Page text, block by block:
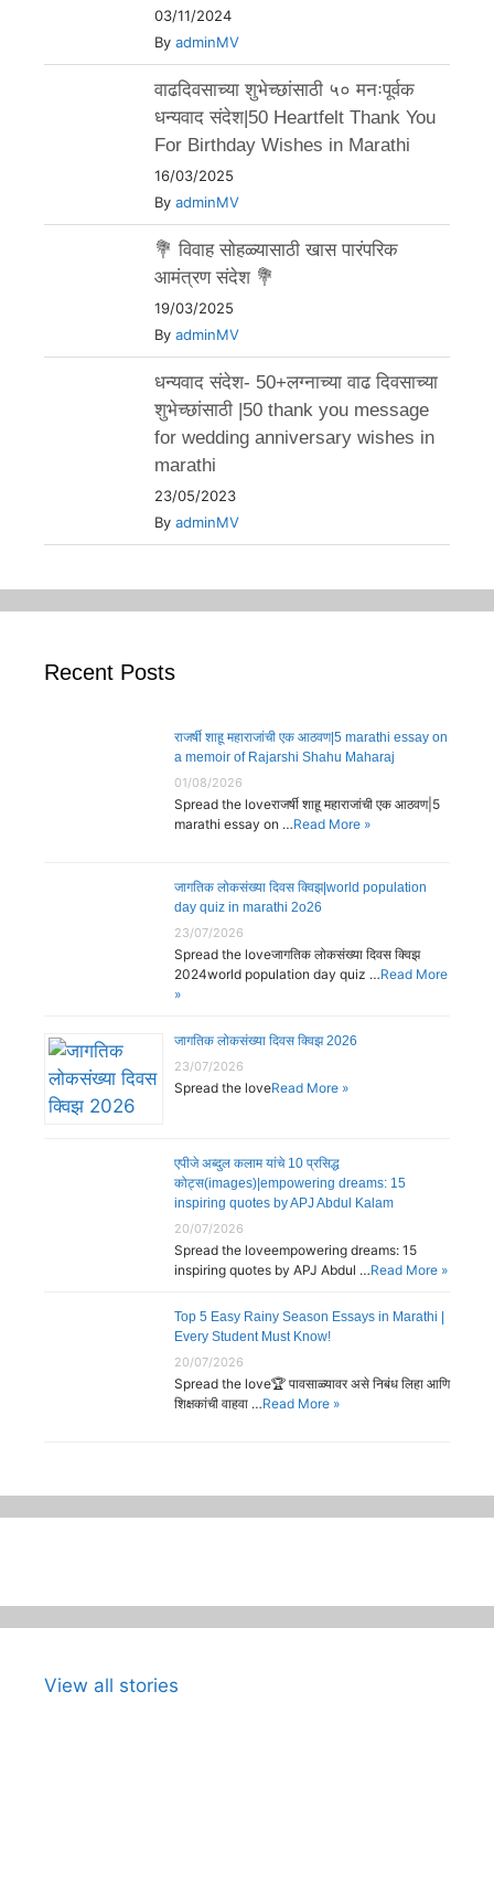
03/11/2024
By adminMV
वाढदिवसाच्या शुभेच्छांसाठी ५० मनःपूर्वक
धन्यवाद संदेश|50 Heartfelt Thank You
For Birthday Wishes in Marathi
16/03/2025
By adminMV
💐 विवाह सोहळ्यासाठी खास पारंपरिक
आमंत्रण संदेश 💐
19/03/2025
By adminMV
धन्यवाद संदेश- 50+लग्नाच्या वाढ दिवसाच्या
शुभेच्छांसाठी |50 thank you message
for wedding anniversary wishes in
marathi
23/05/2023
By adminMV
Recent Posts
राजर्षी शाहू महाराजांची एक आठवण|5 marathi essay on
a memoir of Rajarshi Shahu Maharaj
01/08/2026
Spread the loveराजर्षी शाहू महाराजांची एक आठवण|5
marathi essay on …Read More »
जागतिक लोकसंख्या दिवस क्विझ|world population
day quiz in marathi 2o26
23/07/2026
Spread the loveजागतिक लोकसंख्या दिवस क्विझ
2024world population day quiz …Read More
»
जागतिक लोकसंख्या दिवस क्विझ 2026
23/07/2026
Spread the loveRead More »
एपीजे अब्दुल कलाम यांचे 10 प्रसिद्ध
कोट्स(images)|empowering dreams: 15
inspiring quotes by APJ Abdul Kalam
20/07/2026
Spread the loveempowering dreams: 15
inspiring quotes by APJ Abdul …Read More »
Top 5 Easy Rainy Season Essays in Marathi |
Every Student Must Know!
20/07/2026
Spread the love🏆 पावसाळ्यावर असे निबंध लिहा आणि
शिक्षकांची वाहवा …Read More »
View all stories